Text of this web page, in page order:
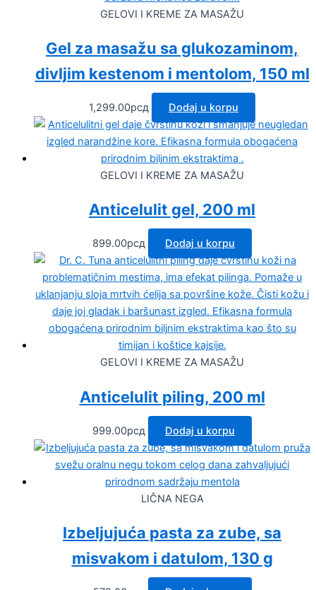
GELOVI I KREME ZA MASAŽU
Gel za masažu sa glukozaminom,
divljim kestenom i mentolom, 150 ml
1,299.00рсд Dodaj u korpu
GELOVI I KREME ZA MASAŽU
Anticelulit gel, 200 ml
899.00рсд Dodaj u korpu
GELOVI I KREME ZA MASAŽU
Anticelulit piling, 200 ml
999.00рсд Dodaj u korpu
LIČNA NEGA
Izbeljujuća pasta za zube, sa
misvakom i datulom, 130 g